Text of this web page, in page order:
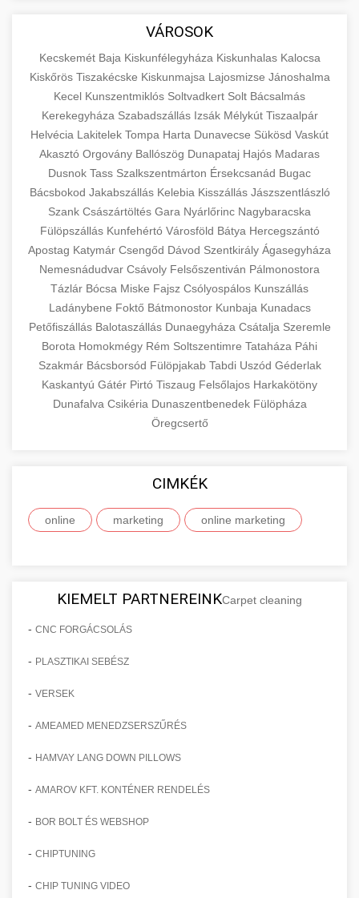
VÁROSOK
Kecskemét Baja Kiskunfélegyháza Kiskunhalas Kalocsa
Kiskőrös Tiszakécske Kiskunmajsa Lajosmizse Jánoshalma
Kecel Kunszentmiklós Soltvadkert Solt Bácsalmás
Kerekegyháza Szabadszállás Izsák Mélykút Tiszaalpár
Helvécia Lakitelek Tompa Harta Dunavecse Sükösd Vaskút
Akasztó Orgovány Ballószög Dunapataj Hajós Madaras
Dusnok Tass Szalkszentmárton Érsekcsanád Bugac
Bácsbokod Jakabszállás Kelebia Kisszállás Jászszentlászló
Szank Császártöltés Gara Nyárlőrinc Nagybaracska
Fülöpszállás Kunfehértó Városföld Bátya Hercegszántó
Apostag Katymár Csengőd Dávod Szentkirály Ágasegyháza
Nemesnádudvar Csávoly Felsőszentiván Pálmonostora
Tázlár Bócsa Miske Fajsz Csólyospálos Kunszállás
Ladánybene Foktő Bátmonostor Kunbaja Kunadacs
Petőfiszállás Balotaszállás Dunaegyháza Csátalja Szeremle
Borota Homokmégy Rém Soltszentimre Tataháza Páhi
Szakmár Bácsborsód Fülöpjakab Tabdi Uszód Géderlak
Kaskantyú Gátér Pirtó Tiszaug Felsőlajos Harkakötöny
Dunafalva Csikéria Dunaszentbenedek Fülöpháza
Öregcsertő
CIMKÉK
online marketing online marketing
KIEMELT PARTNEREINKCarpet cleaning
- CNC FORGÁCSOLÁS
- PLASZTIKAI SEBÉSZ
- VERSEK
- AMEAMED MENEDZSERSZŰRÉS
- HAMVAY LANG DOWN PILLOWS
- AMAROV KFT. KONTÉNER RENDELÉS
- BOR BOLT ÉS WEBSHOP
- CHIPTUNING
- CHIP TUNING VIDEO